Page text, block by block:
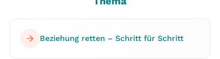
Beziehung retten – Schritt für Schritt